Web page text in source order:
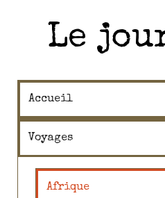
Le
Accueil
Voyages
Afrique